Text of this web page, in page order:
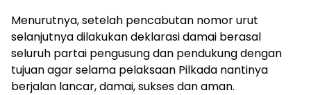
Menurutnya, setelah pencabutan nomor urut
selanjutnya dilakukan deklarasi damai berasal
seluruh partai pengusung dan pendukung dengan
tujuan agar selama pelaksaan Pilkada nantinya
berjalan lancar, damai, sukses dan aman.